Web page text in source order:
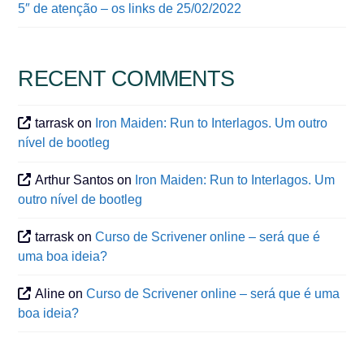
5″ de atenção – os links de 25/02/2022
RECENT COMMENTS
tarrask on Iron Maiden: Run to Interlagos. Um outro
nível de bootleg
Arthur Santos on Iron Maiden: Run to Interlagos. Um
outro nível de bootleg
tarrask onCurso de Scrivener online – será que é
uma boa ideia?
Aline onCurso de Scrivener online – será que é uma
boa ideia?